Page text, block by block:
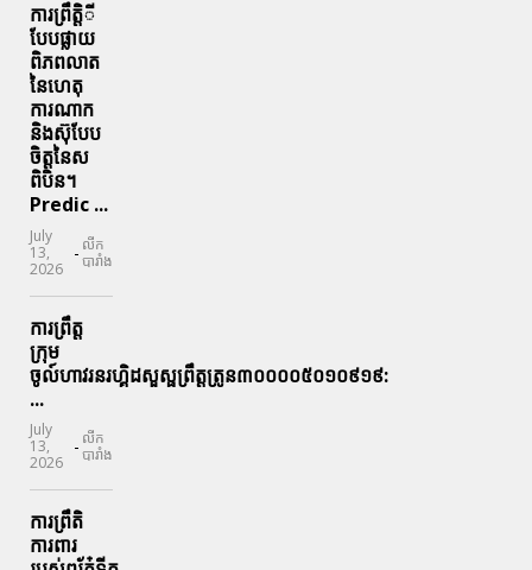
ការព្រឹតិ្តី
បែបផ្លាយ
ពិភពលាត
នៃហេតុ
ការណាក
និងស៊ុបែប
ចិត្តនៃស
ពិបិន។
Predic ...
July
13,
2026
- លីក
បារាំង
ការព្រឹត្ត
ក្រុម
ចូល៍ហាវរនរហ្គិដសួស្ផព្រឹត្តត្រូន៣០០០០៥០១០៩១៩:
...
July
13,
2026
- លីក
បារាំង
ការព្រឹតិ
ការពារ